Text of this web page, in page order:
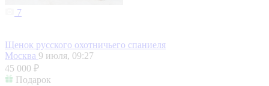
7
Щенок русского охотничьего спаниеля
Москва 9 июля, 09:27
45 000 ₽
Подарок